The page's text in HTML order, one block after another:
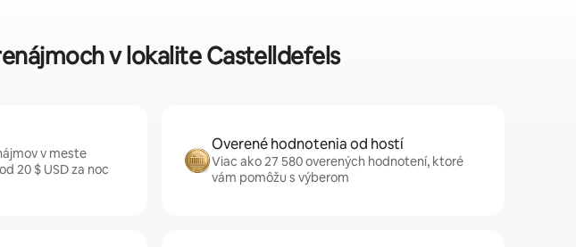
v lokalite Castelldefels
v meste
20 $ USD za noc
Overené hodnotenia od hostí
Viac ako 27 580 overených hodnotení, ktoré
vám pomôžu s výberom